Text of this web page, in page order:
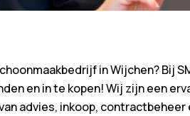
in Wijchen? Bij
en in te kopen! Wij zijn een
advies, inkoop,